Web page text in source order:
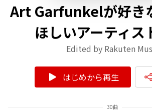
Art Garfunkelが好き
ほしいアーティス
Edited by Rakuten
はじめから再生
30曲